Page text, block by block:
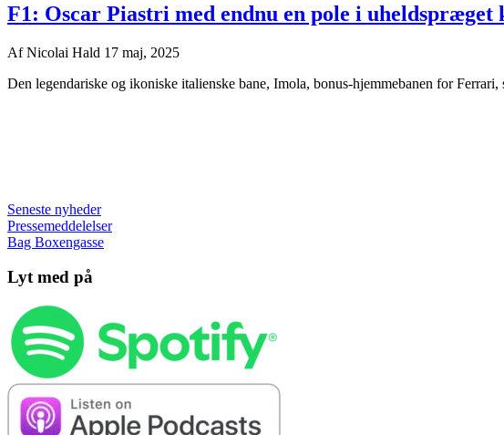
F1: Oscar Piastri med endnu en pole i
AfNicolai Hald 17 maj, 2025
Den legendariske og ikoniske italienske bane, Imola, bonus-hjemmebanen for
Seneste nyheder
Pressemeddelelser
Bag Boxengasse
Lyt med på